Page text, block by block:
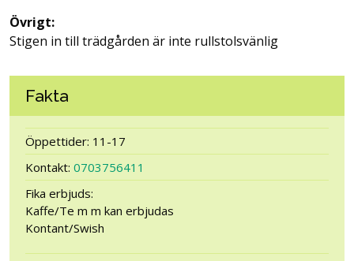
Övrigt:
Stigen in till trädgården är inte rullstolsvänlig
Fakta
Öppettider: 11-17
Kontakt: 0703756411
Fika erbjuds:
Kaffe/Te m m kan erbjudas
Kontant/Swish